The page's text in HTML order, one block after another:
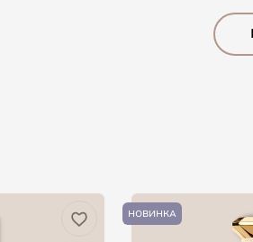
НОВИНКА